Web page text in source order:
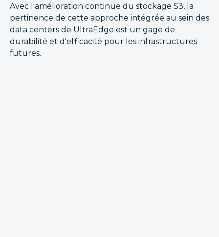
Avec l'amélioration continue du stockage S3, la
pertinence de cette approche intégrée au sein des
data centers de UltraEdge est un gage de
durabilité et d'efficacité pour les infrastructures
futures.